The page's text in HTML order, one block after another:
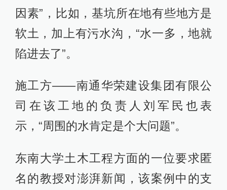
因素”，比如，基坑所在地有些地方是
软土，加上有污水沟，“水一多，地就
陷进去了”。
施工方——南通华荣建设集团有限公
司在该工地的负责人刘军民也表
示，“周围的水肯定是个大问题”。
东南大学土木工程方面的一位要求匿
名的教授对澎湃新闻，该案例中的支